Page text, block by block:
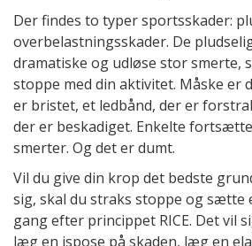
Der findes to typer sportsskader:
overbelastningsskader. De
dramatiske og udløse stor smerte,
stoppe med din aktivitet. Måske er
er bristet, et ledbånd, der er
der er beskadiget. Enkelte
smerter. Og det er dumt.
Vil du give din krop det bedste
sig, skal du straks stoppe og sætte
gang efter princippet RICE. Det vil
læg en ispose på skaden, læg en